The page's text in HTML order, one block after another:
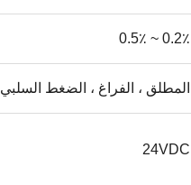
0.2٪ ~ 0.5٪
المطلق ، الفراغ ، الضغط السلبي
24VDC